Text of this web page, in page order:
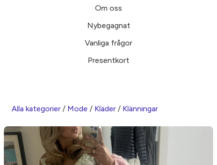
Om oss
Nybegagnat
Vanliga frågor
Presentkort
Alla kategorier / Mode / Kläder / Klänningar